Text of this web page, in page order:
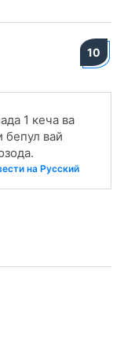
10
1 кеча ва
бепул вай
на Русский